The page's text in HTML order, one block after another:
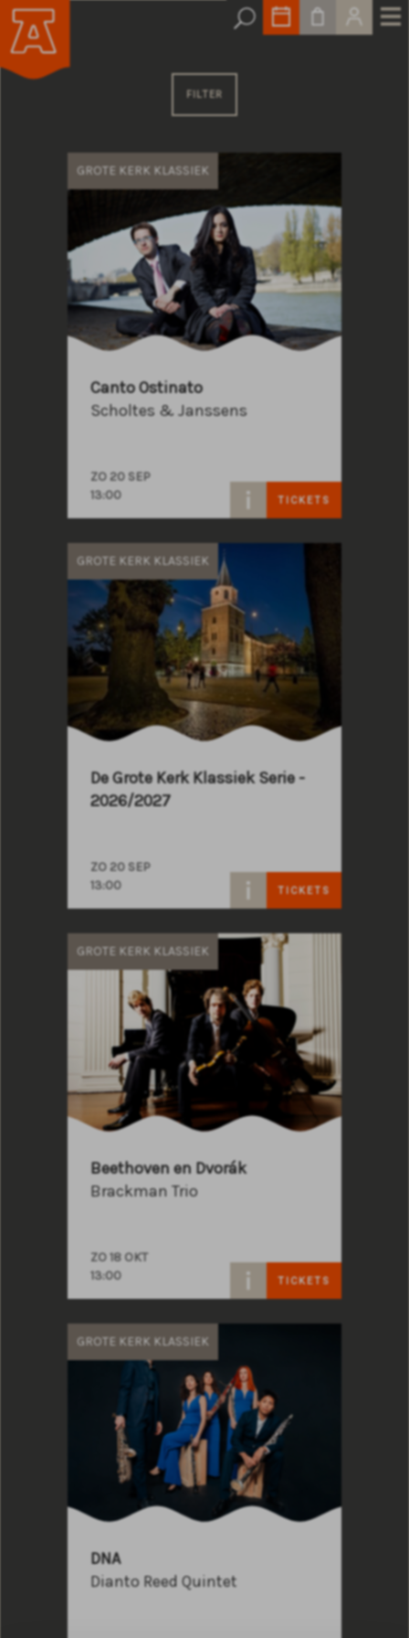
FILTER
GROTE KERK KLASSIEK
Canto Ostinato
Scholtes & Janssens
ZO 20 SEP
13:00
TICKETS
GROTE KERK KLASSIEK
De Grote Kerk Klassiek Serie -
2026/2027
ZO 20 SEP
13:00
TICKETS
GROTE KERK KLASSIEK
Beethoven en Dvorák
Brackman Trio
ZO 18 OKT
13:00
TICKETS
GROTE KERK KLASSIEK
DNA
Dianto Reed Quintet